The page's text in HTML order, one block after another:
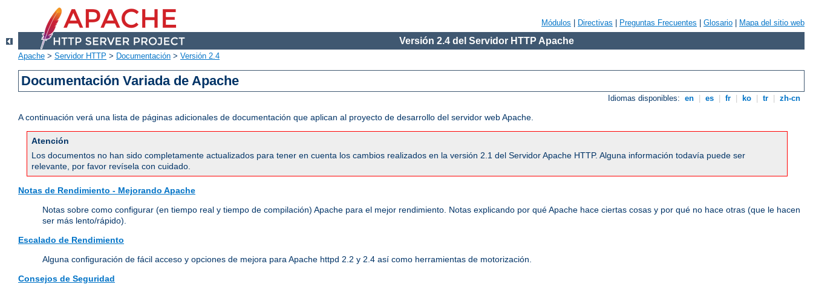
Módulos Directivas Preguntas Frecuentes Glosario Mapa del sitio web
Versión 2.4 del Servidor HTTP Apache
Apache > Servidor HTTP > Documentación > Versión 2.4
Documentación Variada de Apache
Idiomas disponibles: en es fr ko tr zh-cn
A continuación verá una lista de páginas adicionales de documentación que aplican al proyecto de desarrollo del servidor web Apache.
Atención
Los documentos no han sido completamente actualizados para tener en cuenta los cambios realizados en la versión 2.1 del Servidor Apache HTTP. Alguna información todavía puede ser
relevante, por favor revísela con cuidado.
Notas de Rendimiento - Mejorando Apache
Notas sobre como configurar (en tiempo real y tiempo de compilación) Apache para el mejor rendimiento. Notas explicando por qué Apache hace ciertas cosas y por qué no hace otras (que le hacen
ser más lento/rápido).
Escalado de Rendimiento
Alguna configuración de fácil acceso y opciones de mejora para Apache httpd 2.2 y 2.4 así como herramientas de motorización.
Consejos de Seguridad